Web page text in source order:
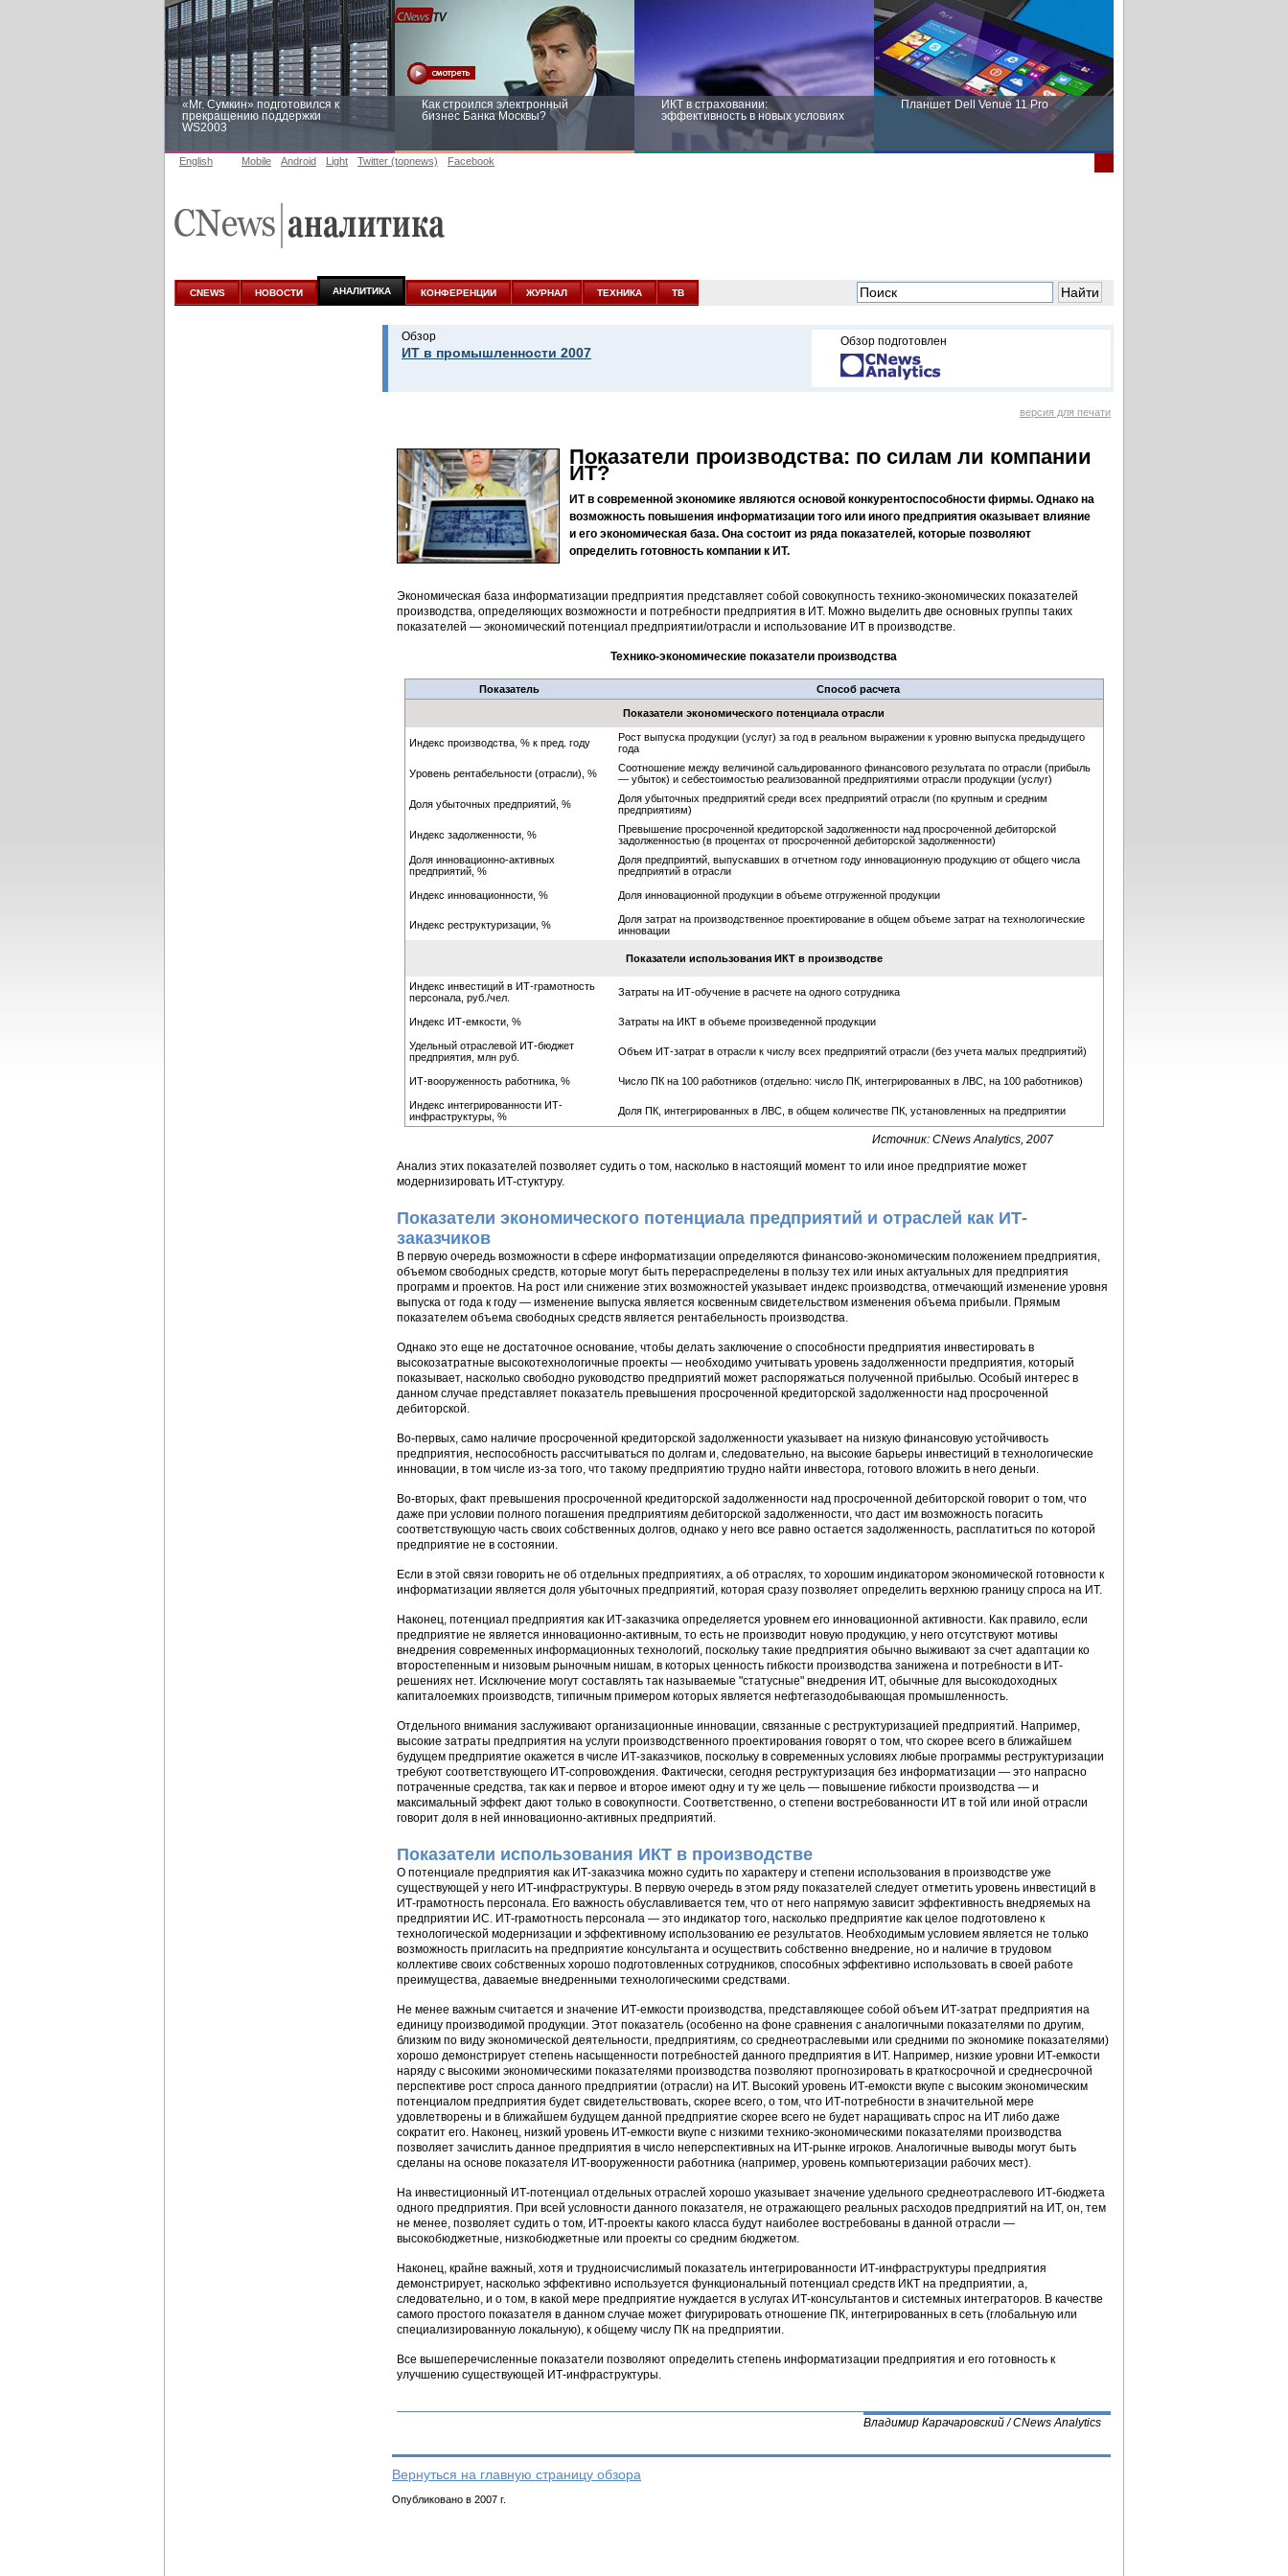
«Mr. Сумкин» подготовился к
прекращению поддержки
WS2003
Как строился электронный
бизнес Банка Москвы?
ИКТ в страховании:
эффективность в новых условиях
Планшет Dell Venue 11 Pro
аналитике
новых условиях
English Mobile Android Light Twitter (topnews) Facebook
CNEWS НОВОСТИ АНАЛИТИКА КОНФЕРЕНЦИИ ЖУРНАЛ ТЕХНИКА ТВ
Обзор
ИТ в промышленности 2007
Обзор подготовлен
версия для печати
Показатели производства: по силам ли компании
ИТ?
ИТ в современной экономике являются основой конкурентоспособности фирмы. Однако на
возможность повышения информатизации того или иного предприятия оказывает влияние
и его экономическая база. Она состоит из ряда показателей, которые позволяют
определить готовность компании к ИТ.
Экономическая база информатизации предприятия представляет собой совокупность технико-экономических показателей
производства, определяющих возможности и потребности предприятия в ИТ. Можно выделить две основных группы таких
показателей — экономический потенциал предприятии/отрасли и использование ИТ в производстве.
Технико-экономические показатели производства
Показатель Способ расчета
Показатели экономического потенциала отрасли
Индекс производства, % к пред. году
Рост выпуска продукции (услуг) за год в реальном выражении к уровню выпуска предыдущего
года
Уровень рентабельности (отрасли), %
Соотношение между величиной сальдированного финансового результата по отрасли (прибыль
— убыток) и себестоимостью реализованной предприятиями отрасли продукции (услуг)
Доля убыточных предприятий, %
Доля убыточных предприятий среди всех предприятий отрасли (по крупным и средним
предприятиям)
Индекс задолженности, %
Превышение просроченной кредиторской задолженности над просроченной дебиторской
задолженностью (в процентах от просроченной дебиторской задолженности)
Доля инновационно-активных
предприятий, %
Доля предприятий, выпускавших в отчетном году инновационную продукцию от общего числа
предприятий в отрасли
Индекс инновационности, % Доля инновационной продукции в объеме отгруженной продукции
Индекс реструктуризации, %
Доля затрат на производственное проектирование в общем объеме затрат на технологические
инновации
Показатели использования ИКТ в производстве
Индекс инвестиций в ИТ-грамотность
персонала, руб./чел.
Затраты на ИТ-обучение в расчете на одного сотрудника
Индекс ИТ-емкости, % Затраты на ИКТ в объеме произведенной продукции
Удельный отраслевой ИТ-бюджет
предприятия, млн руб.
Объем ИТ-затрат в отрасли к числу всех предприятий отрасли (без учета малых предприятий)
ИТ-вооруженность работника, % Число ПК на 100 работников (отдельно: число ПК, интегрированных в ЛВС, на 100 работников)
Индекс интегрированности ИТ-
инфраструктуры, %
Доля ПК, интегрированных в ЛВС, в общем количестве ПК, установленных на предприятии
Источник: CNews Analytics, 2007
Анализ этих показателей позволяет судить о том, насколько в настоящий момент то или иное предприятие может
модернизировать ИТ-стуктуру.
Показатели экономического потенциала предприятий и отраслей как ИТ-
заказчиков
В первую очередь возможности в сфере информатизации определяются финансово-экономическим положением предприятия,
объемом свободных средств, которые могут быть перераспределены в пользу тех или иных актуальных для предприятия
программ и проектов. На рост или снижение этих возможностей указывает индекс производства, отмечающий изменение уровня
выпуска от года к году — изменение выпуска является косвенным свидетельством изменения объема прибыли. Прямым
показателем объема свободных средств является рентабельность производства.
Однако это еще не достаточное основание, чтобы делать заключение о способности предприятия инвестировать в
высокозатратные высокотехнологичные проекты — необходимо учитывать уровень задолженности предприятия, который
показывает, насколько свободно руководство предприятий может распоряжаться полученной прибылью. Особый интерес в
данном случае представляет показатель превышения просроченной кредиторской задолженности над просроченной
дебиторской.
Во-первых, само наличие просроченной кредиторской задолженности указывает на низкую финансовую устойчивость
предприятия, неспособность рассчитываться по долгам и, следовательно, на высокие барьеры инвестиций в технологические
инновации, в том числе из-за того, что такому предприятию трудно найти инвестора, готового вложить в него деньги.
Во-вторых, факт превышения просроченной кредиторской задолженности над просроченной дебиторской говорит о том, что
даже при условии полного погашения предприятиям дебиторской задолженности, что даст им возможность погасить
соответствующую часть своих собственных долгов, однако у него все равно остается задолженность, расплатиться по которой
предприятие не в состоянии.
Если в этой связи говорить не об отдельных предприятиях, а об отраслях, то хорошим индикатором экономической готовности к
информатизации является доля убыточных предприятий, которая сразу позволяет определить верхнюю границу спроса на ИТ.
Наконец, потенциал предприятия как ИТ-заказчика определяется уровнем его инновационной активности. Как правило, если
предприятие не является инновационно-активным, то есть не производит новую продукцию, у него отсутствуют мотивы
внедрения современных информационных технологий, поскольку такие предприятия обычно выживают за счет адаптации ко
второстепенным и низовым рыночным нишам, в которых ценность гибкости производства занижена и потребности в ИТ-
решениях нет. Исключение могут составлять так называемые "статусные" внедрения ИТ, обычные для высокодоходных
капиталоемких производств, типичным примером которых является нефтегазодобывающая промышленность.
Отдельного внимания заслуживают организационные инновации, связанные с реструктуризацией предприятий. Например,
высокие затраты предприятия на услуги производственного проектирования говорят о том, что скорее всего в ближайшем
будущем предприятие окажется в числе ИТ-заказчиков, поскольку в современных условиях любые программы реструктуризации
требуют соответствующего ИТ-сопровождения. Фактически, сегодня реструктуризация без информатизации — это напрасно
потраченные средства, так как и первое и второе имеют одну и ту же цель — повышение гибкости производства — и
максимальный эффект дают только в совокупности. Соответственно, о степени востребованности ИТ в той или иной отрасли
говорит доля в ней инновационно-активных предприятий.
Показатели использования ИКТ в производстве
О потенциале предприятия как ИТ-заказчика можно судить по характеру и степени использования в производстве уже
существующей у него ИТ-инфраструктуры. В первую очередь в этом ряду показателей следует отметить уровень инвестиций в
ИТ-грамотность персонала. Его важность обуславливается тем, что от него напрямую зависит эффективность внедряемых на
предприятии ИС. ИТ-грамотность персонала — это индикатор того, насколько предприятие как целое подготовлено к
технологической модернизации и эффективному использованию ее результатов. Необходимым условием является не только
возможность пригласить на предприятие консультанта и осуществить собственно внедрение, но и наличие в трудовом
коллективе своих собственных хорошо подготовленных сотрудников, способных эффективно использовать в своей работе
преимущества, даваемые внедренными технологическими средствами.
Не менее важным считается и значение ИТ-емкости производства, представляющее собой объем ИТ-затрат предприятия на
единицу производимой продукции. Этот показатель (особенно на фоне сравнения с аналогичными показателями по другим,
близким по виду экономической деятельности, предприятиям, со среднеотраслевыми или средними по экономике показателями)
хорошо демонстрирует степень насыщенности потребностей данного предприятия в ИТ. Например, низкие уровни ИТ-емкости
наряду с высокими экономическими показателями производства позволяют прогнозировать в краткосрочной и среднесрочной
перспективе рост спроса данного предприятии (отрасли) на ИТ. Высокий уровень ИТ-емоксти вкупе с высоким экономическим
потенциалом предприятия будет свидетельствовать, скорее всего, о том, что ИТ-потребности в значительной мере
удовлетворены и в ближайшем будущем данной предприятие скорее всего не будет наращивать спрос на ИТ либо даже
сократит его. Наконец, низкий уровень ИТ-емкости вкупе с низкими технико-экономическими показателями производства
позволяет зачислить данное предприятия в число неперспективных на ИТ-рынке игроков. Аналогичные выводы могут быть
сделаны на основе показателя ИТ-вооруженности работника (например, уровень компьютеризации рабочих мест).
На инвестиционный ИТ-потенциал отдельных отраслей хорошо указывает значение удельного среднеотраслевого ИТ-бюджета
одного предприятия. При всей условности данного показателя, не отражающего реальных расходов предприятий на ИТ, он, тем
не менее, позволяет судить о том, ИТ-проекты какого класса будут наиболее востребованы в данной отрасли —
высокобюджетные, низкобюджетные или проекты со средним бюджетом.
Наконец, крайне важный, хотя и трудноисчислимый показатель интегрированности ИТ-инфраструктуры предприятия
демонстрирует, насколько эффективно используется функциональный потенциал средств ИКТ на предприятии, а,
следовательно, и о том, в какой мере предприятие нуждается в услугах ИТ-консультантов и системных интеграторов. В качестве
самого простого показателя в данном случае может фигурировать отношение ПК, интегрированных в сеть (глобальную или
специализированную локальную), к общему числу ПК на предприятии.
Все вышеперечисленные показатели позволяют определить степень информатизации предприятия и его готовность к
улучшению существующей ИТ-инфраструктуры.
Владимир Карачаровский / CNews Analytics
Вернуться на главную страницу обзора
Опубликовано в 2007 г.